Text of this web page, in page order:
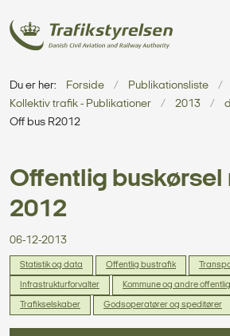
Du er her: Forside
Publikationsliste
Kollektiv trafik - Publikationer
2013
Off bus R2012
Offentlig buskørsel
2012
06-12-2013
Statistik og data Offentlig bustrafik
Infrastrukturforvalter Kommune og andre
Trafikselskaber Godsoperatører og speditører